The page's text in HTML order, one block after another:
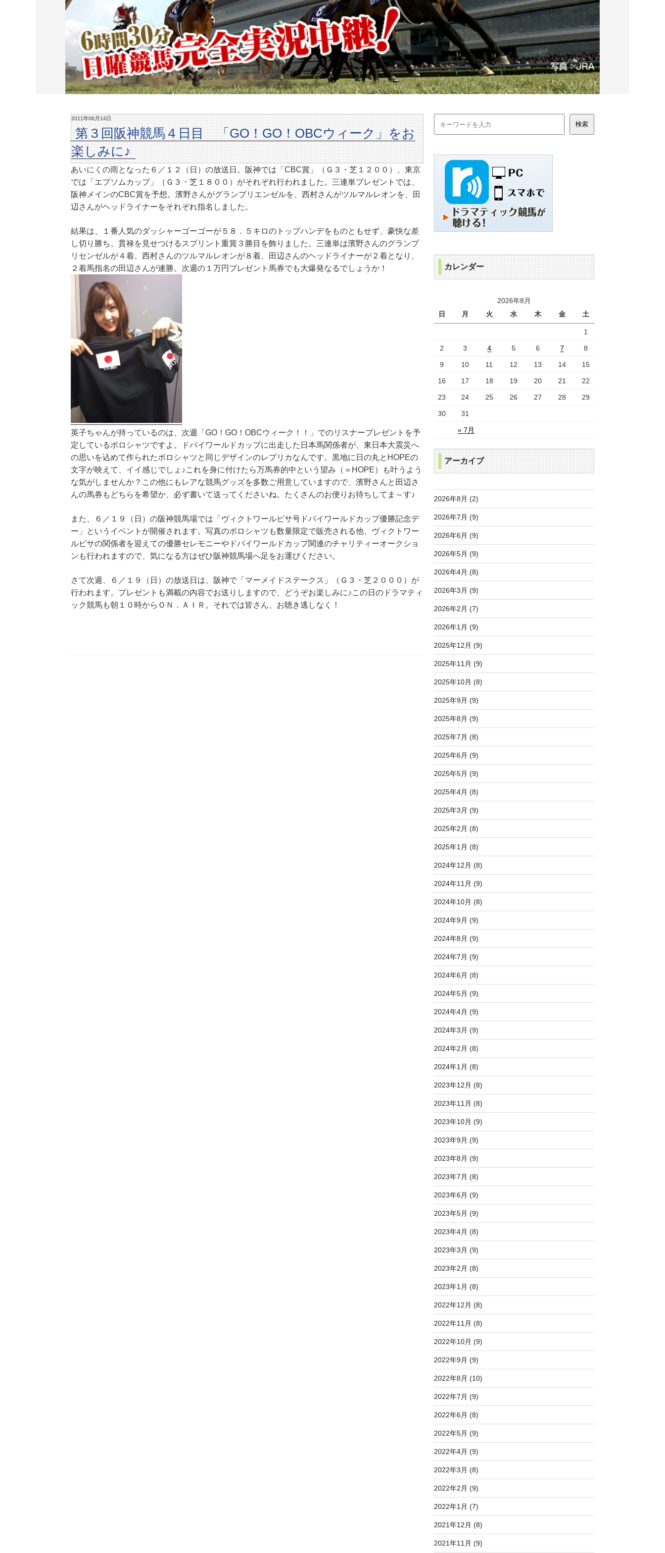
2011年06月14日
第３回阪神競馬４日目 「GO！GO！OBCウィーク」をお
楽しみに♪
あいにくの雨となった６／１２（日）の放送日。阪神では「CBC賞」（Ｇ３・芝１２００）、東京
では「エプソムカップ」（Ｇ３・芝１８００）がそれぞれ行われました。三連単プレゼントでは、
阪神メインのCBC賞を予想。濱野さんがグランプリエンゼルを、西村さんがツルマルレオンを、田
辺さんがヘッドライナーをそれぞれ指名しました。
結果は、１番人気のダッシャーゴーゴーが５８．５キロのトップハンデをものともせず、豪快な差
し切り勝ち。貫禄を見せつけるスプリント重賞３勝目を飾りました。三連単は濱野さんのグランプ
リセンゼルが４着、西村さんのツルマルレオンが８着、田辺さんのヘッドライナーが２着となり、
２着馬指名の田辺さんが連勝。次週の１万円プレゼント馬券でも大爆発なるでしょうか！
英子ちゃんが持っているのは、次週「GO！GO！OBCウィーク！！」でのリスナープレゼントを予
定しているポロシャツですよ。ドバイワールドカップに出走した日本馬関係者が、東日本大震災へ
の思いを込めて作られたポロシャツと同じデザインのレプリカなんです。黒地に日の丸とHOPEの
文字が映えて、イイ感じでしょ♪これを身に付けたら万馬券的中という望み（＝HOPE）も叶うよう
な気がしませんか？この他にもレアな競馬グッズを多数ご用意していますので、濱野さんと田辺さ
んの馬券もどちらを希望か、必ず書いて送ってくださいね。たくさんのお便りお待ちしてま～す♪
また、６／１９（日）の阪神競馬場では「ヴィクトワールピサ号ドバイワールドカップ優勝記念デ
ー」というイベントが開催されます。写真のポロシャツも数量限定で販売される他、ヴィクトワー
ルピサの関係者を迎えての優勝セレモニーやドバイワールドカップ関連のチャリティーオークショ
ンも行われますので、気になる方はぜひ阪神競馬場へ足をお運びください。
さて次週、６／１９（日）の放送日は、阪神で「マーメイドステークス」（Ｇ３・芝２０００）が
行われます。プレゼントも満載の内容でお送りしますので、どうぞお楽しみに♪この日のドラマティ
ック競馬も朝１０時からＯＮ．ＡＩＲ。それでは皆さん、お聴き逃しなく！
カレンダー
2026年8月
日
月 火 水 木 金 土
« 7月
1
2 3 4 5 6 7 8
9 10 11 12 13 14 15
16 17 18 19 20 21 22
23 24 25 26 27 28 29
30 31
アーカイブ
2026年8月 (2)
2026年7月 (9)
2026年6月 (9)
2026年5月 (9)
2026年4月 (8)
2026年3月 (9)
2026年2月 (7)
2026年1月 (9)
2025年12月 (9)
2025年11月 (9)
2025年10月 (8)
2025年9月 (9)
2025年8月 (9)
2025年7月 (8)
2025年6月 (9)
2025年5月 (9)
2025年4月 (8)
2025年3月 (9)
2025年2月 (8)
2025年1月 (8)
2024年12月 (8)
2024年11月 (9)
2024年10月 (8)
2024年9月 (9)
2024年8月 (9)
2024年7月 (9)
2024年6月 (8)
2024年5月 (9)
2024年4月 (9)
2024年3月 (9)
2024年2月 (8)
2024年1月 (8)
2023年12月 (8)
2023年11月 (8)
2023年10月 (9)
2023年9月 (9)
2023年8月 (9)
2023年7月 (8)
2023年6月 (9)
2023年5月 (9)
2023年4月 (8)
2023年3月 (9)
2023年2月 (8)
2023年1月 (8)
2022年12月 (8)
2022年11月 (8)
2022年10月 (9)
2022年9月 (9)
2022年8月 (10)
2022年7月 (9)
2022年6月 (8)
2022年5月 (9)
2022年4月 (9)
2022年3月 (8)
2022年2月 (9)
2022年1月 (7)
2021年12月 (8)
2021年11月 (9)